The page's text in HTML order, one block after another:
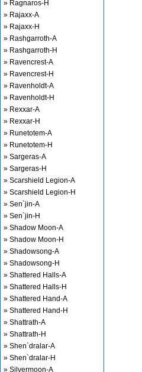
» Ragnaros-H
» Rajaxx-A
» Rajaxx-H
» Rashgarroth-A
» Rashgarroth-H
» Ravencrest-A
» Ravencrest-H
» Ravenholdt-A
» Ravenholdt-H
» Rexxar-A
» Rexxar-H
» Runetotem-A
» Runetotem-H
» Sargeras-A
» Sargeras-H
» Scarshield Legion-A
» Scarshield Legion-H
» Sen`jin-A
» Sen`jin-H
» Shadow Moon-A
» Shadow Moon-H
» Shadowsong-A
» Shadowsong-H
» Shattered Halls-A
» Shattered Halls-H
» Shattered Hand-A
» Shattered Hand-H
» Shattrath-A
» Shattrath-H
» Shen`dralar-A
» Shen`dralar-H
» Silvermoon-A